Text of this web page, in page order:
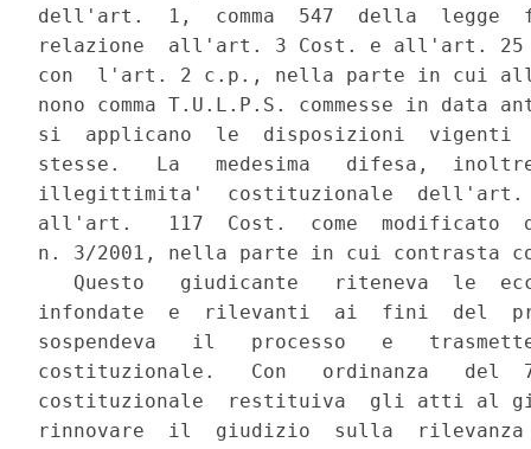
dell'art.  1,  comma  547  della  legge
relazione  all'art. 3 Cost. e all'art. 25
con  l'art. 2 c.p., nella parte in cui
nono comma T.U.L.P.S. commesse in data
si  applicano  le  disposizioni  vigenti
stesse.   La   medesima   difesa,
illegittimita'  costituzionale  dell'art.
all'art.   117  Cost.  come  modificato
n. 3/2001, nella parte in cui contrasta
Questo   giudicante   riteneva  le
infondate  e  rilevanti  ai  fini  del
sospendeva   il   processo   e
costituzionale.   Con   ordinanza   del
costituzionale  restituiva  gli atti al
rinnovare  il  giudizio  sulla